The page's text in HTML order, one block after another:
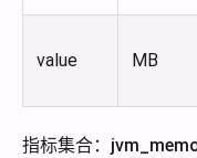
value MB
指标集合：